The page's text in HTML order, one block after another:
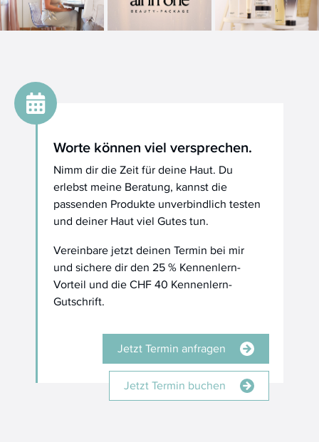
Worte können viel versprechen.
Nimm dir die Zeit für deine Haut. Du
erlebst meine Beratung, kannst die
passenden Produkte unverbindlich testen
und deiner Haut viel Gutes tun.
Vereinbare jetzt deinen Termin bei mir
und sichere dir den 25 % Kennenlern-
Vorteil und die CHF 40 Kennenlern-
Gutschrift.
Jetzt Termin anfragen
Jetzt Termin buchen